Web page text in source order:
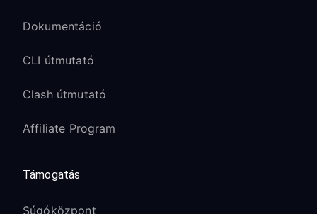
Dokumentáció
CLI útmutató
Clash útmutató
Affiliate Program
Támogatás
Súgóközpont